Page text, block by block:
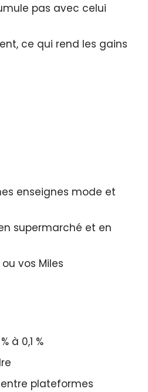
pas avec celui
ce qui rend les gains
enseignes mode et
supermarché et en
vos Miles
à 0,1 %
plateformes